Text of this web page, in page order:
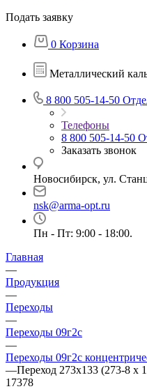
Подать заявку
0 Корзина
Металлический
8 800 505-14-50
Телефоны
8 800 505-14-50
Заказать звонок
Новосибирск, ул.
nsk@arma-opt.ru
Пн - Пт: 9:00 - 18:00.
Главная
—
Продукция
—
Переходы
—
Переходы 09г2с
—
Переходы 09г2с
—Переход 273х133 (273-8
17378